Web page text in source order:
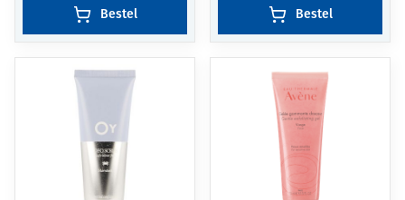
Bestel Bestel